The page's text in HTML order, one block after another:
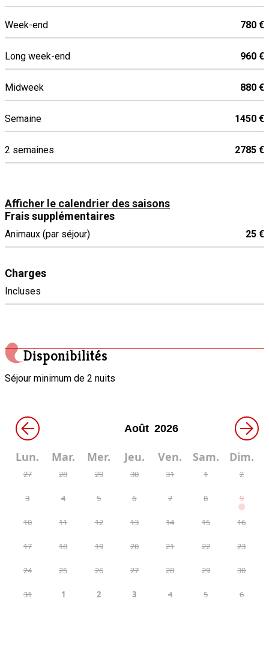
Lave-vaisselle
Micro-ondes
Plaque de cuisson à induction
Réfrigérateur
Week-end 780 €
Long week-end 960 €
Midweek 880 €
Semaine 1450 €
2 semaines 2785 €
Afficher le calendrier des saisons
Frais supplémentaires
Animaux (par séjour) 25 €
Charges
Incluses
Disponibilités
Séjour minimum de 2 nuits
← →
Lun. Mar. Mer. Jeu. Ven. Sam. Dim.
27 28 29 30 31 1 2
3 4 5 6 7 8 9
10 11 12 13 14 15 16
17 18 19 20 21 22 23
24 25 26 27 28 29 30
31 1 2 3 4 5 6